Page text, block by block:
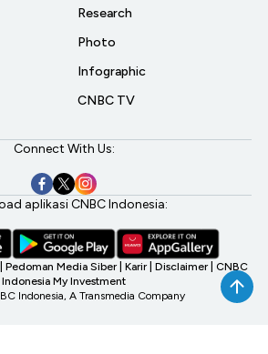
Research
Photo
Infographic
CNBC TV
Connect With Us:
aplikasi CNBC Indonesia:
Pedoman Media Siber Karir Disclaimer CNBC
Indonesia My Investment
Indonesia, A Transmedia Company